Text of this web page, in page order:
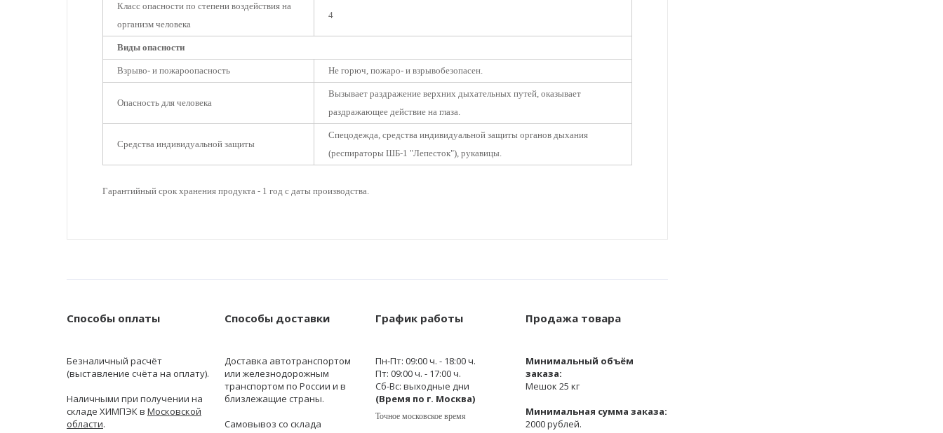
Класс опасности по степени воздействия на
организм человека
4
Виды опасности
Взрыво- и пожароопасность Не горюч, пожаро- и взрывобезопасен.
Опасность для человека
Вызывает раздражение верхних дыхательных путей, оказывает
раздражающее действие на глаза.
Средства индивидуальной защиты
Спецодежда, средства индивидуальной защиты органов дыхания
(респираторы ШБ-1 "Лепесток"), рукавицы.
Гарантийный срок хранения продукта - 1 год с даты производства.
Способы оплаты
Безналичный расчёт
(выставление счёта на оплату).
Наличными при получении на
складе ХИМПЭК в Московской
области.
Способы доставки
Доставка автотранспортом
или железнодорожным
транспортом по России и в
близлежащие страны.
Самовывоз со склада
График работы
Пн-Пт: 09:00 ч. - 18:00 ч.
Пт: 09:00 ч. - 17:00 ч.
Сб-Вс: выходные дни
(Время по г. Москва)
Точное московское время
Продажа товара
Минимальный объём
заказа:
Мешок 25 кг
Минимальная сумма заказа:
2000 рублей.